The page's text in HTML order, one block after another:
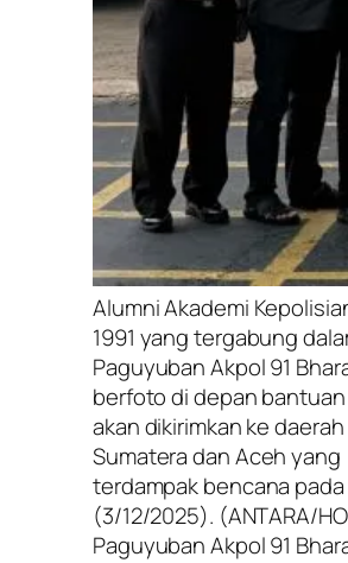
Alumni Akademi
1991 yang tergabung
Paguyuban Akpol 91
berfoto di depan
akan dikirimkan ke daerah
Sumatera dan Aceh yang
terdampak bencana pada
(3/12/2025). (ANTARA/
Paguyuban Akpol 91